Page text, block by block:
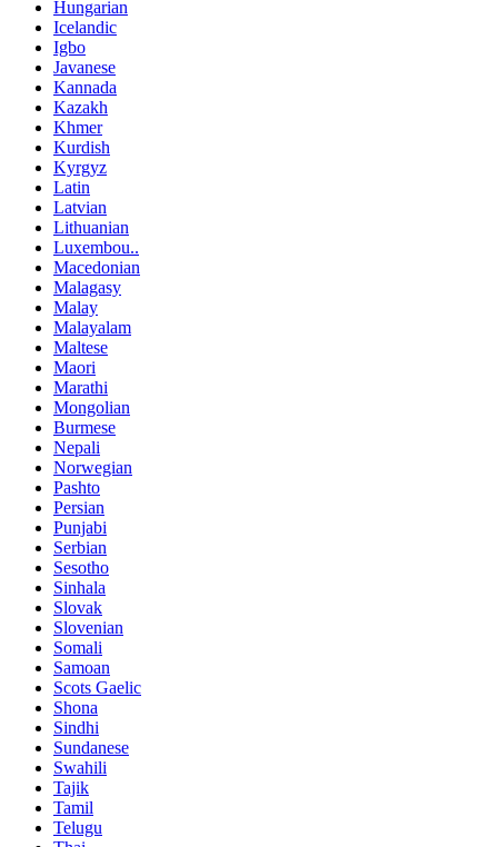
Hungarian
Icelandic
Igbo
Javanese
Kannada
Kazakh
Khmer
Kurdish
Kyrgyz
Latin
Latvian
Lithuanian
Luxembou..
Macedonian
Malagasy
Malay
Malayalam
Maltese
Maori
Marathi
Mongolian
Burmese
Nepali
Norwegian
Pashto
Persian
Punjabi
Serbian
Sesotho
Sinhala
Slovak
Slovenian
Somali
Samoan
Scots Gaelic
Shona
Sindhi
Sundanese
Swahili
Tajik
Tamil
Telugu